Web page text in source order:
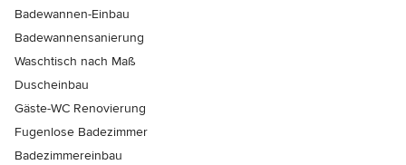
Badewannen-Einbau
Badewannensanierung
Waschtisch nach Maß
Duscheinbau
Gäste-WC Renovierung
Fugenlose Badezimmer
Badezimmereinbau